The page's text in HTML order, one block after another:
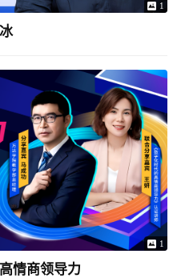
1
1
情商领导力